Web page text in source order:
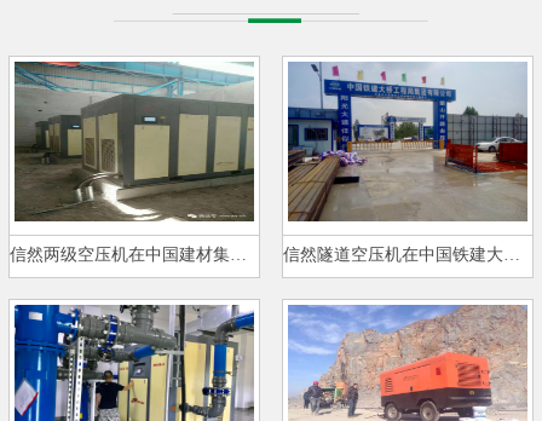
信然两级空压机在中国建材集团现…